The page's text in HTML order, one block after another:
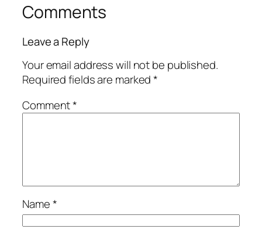
Comments
Leave a Reply
Your email address will not be published.
Required fields are marked*
Comment*
Name*